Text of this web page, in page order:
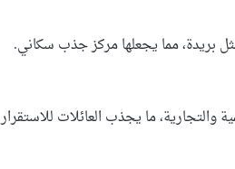
بريدة، مما يجعلها مركز جذب سكاني.
ما يجذب العائلات للاستقرار